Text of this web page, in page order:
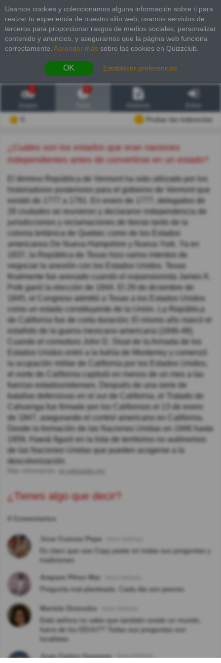
Usamos cookies y coleccionamos alguna información sobre ti para
realzar tu experiencia de nuestro sitio web; usamos servicios de
terceros para proporcionar rasgos de medios sociales, personalizar
contenido y anuncios, y asegurarnos que la página web funciona
correctamente. Aprender más sobre las cookies en Quizzclub.
OK Establecer preferencias
2
Probar las inderectas
¿Cuáles son los estados que eran naciones
independientes antes de convertirse en un estado?
El término República de Vermont ha sido utilizado por los
historiadores posteriores para el gobierno de Vermont que
existió de 1777 a 1791. En enero de 1777, delegados de
28 ciudades se reunieron y declararon independencia de
jurisdicciones y reclamaciones de tierras tanto de la
colonia británica de Quebec como de los Estados
americanos De Nueva Hampshire y Nueva York. Ya en
1837, la República de Texas hizo varios intentos de
negociar la anexión con los Estados Unidos. Texas
finalmente fue anexado cuando el expansionista James K.
Polk ganó la elección de 1844. El 29 de diciembre de
1845, el Congreso admitió a Texas a los Estados Unidos
como un estado constituyente de la Unión. La República
de California fue de corta duración; El mismo año marcó el
estallido de la guerra mexicano-americana (1846-48).
Cuando el comodoro John D. Sloat de la Armada de los
Estados Unidos entró a la bahía de Monterrey y comenzó
la ocupación militar de California por los Estados Unidos,
el norte de California capituló en menos de un mes a las
fuerzas estadounidenses. Después de una serie de
batallas defensivas en el sur de California, el Tratado de
Cahuenga fue firmado por los Californios el 13 de enero
de 1847, asegurando el control americano en California.
Desde la formación de las Naciones Unidas en 1946 hasta
1959, Hawái figuró en la lista de territorios no autónomos
de las Naciones Unidas que pueden acogerse a la
descolonización.
en.wikipedia.org
¿Tienes algo que decir?
4 Comentarios
Jose Cuevas Pepe
Es claro que usa Copy paste en todas sus preguntas y
tradiciones.
Amparo Pérez Mar
Pregunta mal planteada. Cada dia son peores.
Mariela Orzeszko
Está señora no sabe que también existe un mundo,
fuera de los EEUU?? Todas sus preguntas son
localistas
Juan Carlos Guerrero Hace 8año(s)